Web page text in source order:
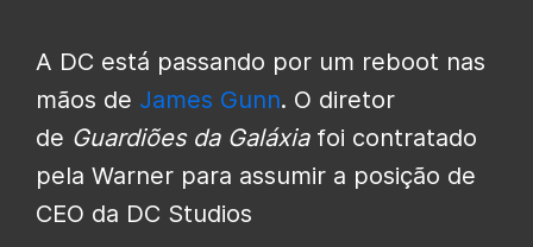
A DC está passando por um reboot nas
mãos de James Gunn. O diretor
de Guardiões da Galáxiafoi contratado
pela Warner para assumir a posição de
CEO da DC Studios